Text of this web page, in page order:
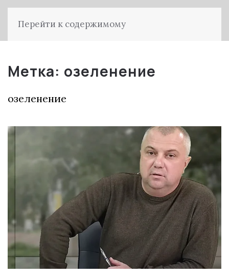
Перейти к содержимому
Метка: озеленение
озеленение